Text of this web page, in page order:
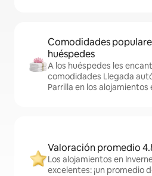
Comodidades
huéspedes
A los huéspedes les
comodidades Llegada
Parrilla en los alojamientos
Valoración promedio
Los alojamientos en
excelentes: ¡un promedio